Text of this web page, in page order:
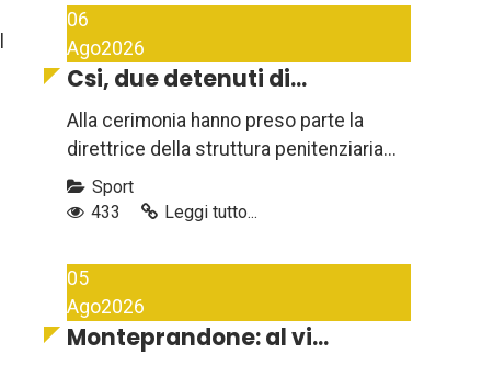
06
Ago2026
Csi, due detenuti di...
Alla cerimonia hanno preso parte la
direttrice della struttura penitenziaria...
Sport
433
Leggi tutto...
05
Ago2026
Monteprandone: al vi...